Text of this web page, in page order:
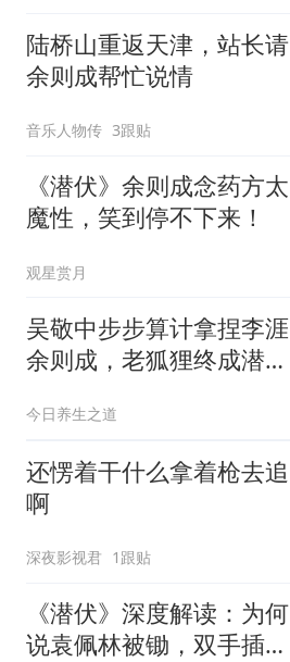
陆桥山重返天津，站长请
余则成帮忙说情
音乐人物传 3跟贴
《潜伏》余则成念药方太
魔性，笑到停不下来！
观星赏月
吴敬中步步算计拿捏李涯
余则成，老狐狸终成潜伏
今日养生之道
还愣着干什么拿着枪去追
啊
深夜影视君 1跟贴
《潜伏》深度解读：为何
说袁佩林被锄，双手插兜